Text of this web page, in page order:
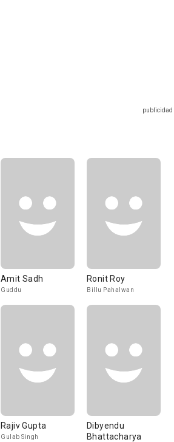
Amit Sadh
Guddu
Ronit Roy
Billu Pahalwan
Rajiv Gupta
Gulab Singh
Dibyendu
Bhattacharya